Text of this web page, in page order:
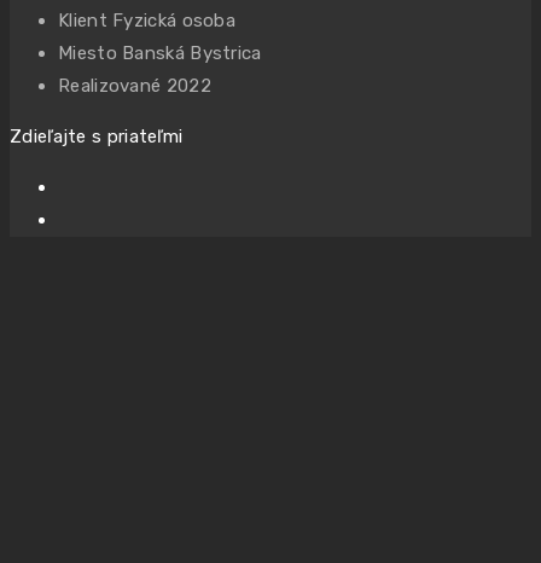
Klient Fyzická osoba
Miesto Banská Bystrica
Realizované 2022
Zdieľajte s priateľmi